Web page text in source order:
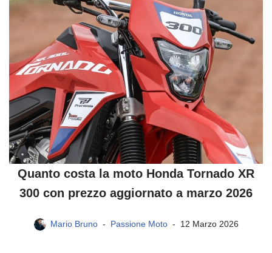
Quanto costa la moto Honda Tornado XR
300 con prezzo aggiornato a marzo 2026
Mario Bruno Passione Moto 12 Marzo 2026